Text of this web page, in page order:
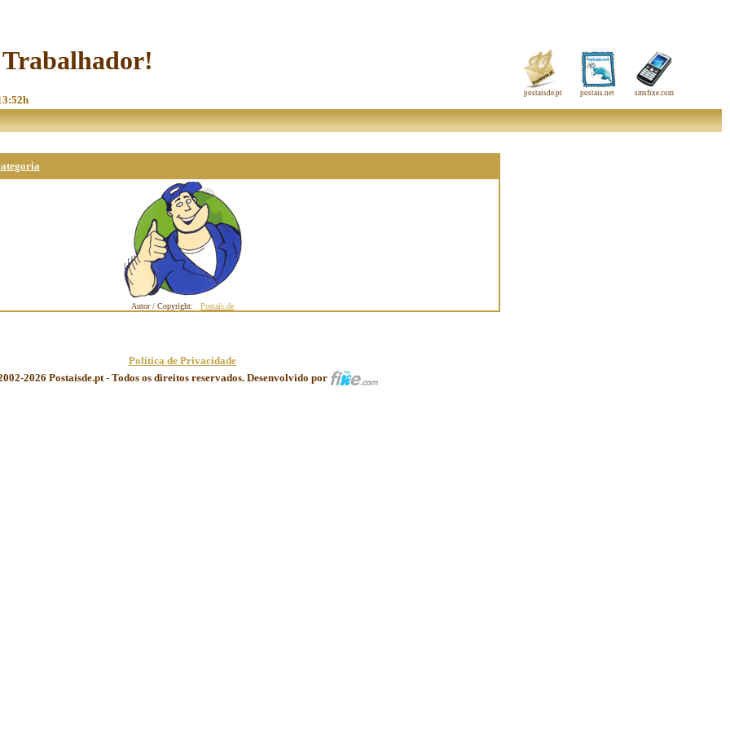
Trabalhador!
postaisde.pt postais.net smsfixe.com
Autor / Copyright: Postais.de
Política de Privacidade
2026 Postaisde.pt - Todos os direitos reservados. Desenvolvido por